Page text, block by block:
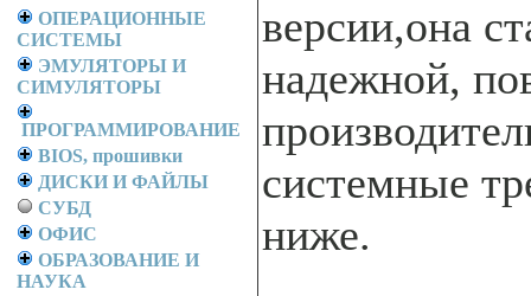
ОПЕРАЦИОННЫЕ
СИСТЕМЫ
ЭМУЛЯТОРЫ И
СИМУЛЯТОРЫ
ПРОГРАММИРОВАНИЕ
BIOS, прошивки
ДИСКИ И ФАЙЛЫ
СУБД
ОФИС
ОБРАЗОВАНИЕ И
НАУКА
версии,она
надежной,
системные
ниже.